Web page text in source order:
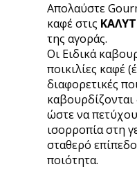
Απολαύστε
καφέ στις
της αγοράς.
Οι Ειδικά
ποικιλίες καφέ
διαφορετικές
ώστε να
ισορροπία στη
σταθερό
ποιότητα.